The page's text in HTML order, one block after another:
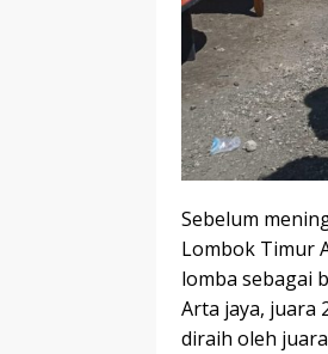
Sebelum
Lombok Timur
lomba sebagai
Arta jaya, juara
diraih oleh